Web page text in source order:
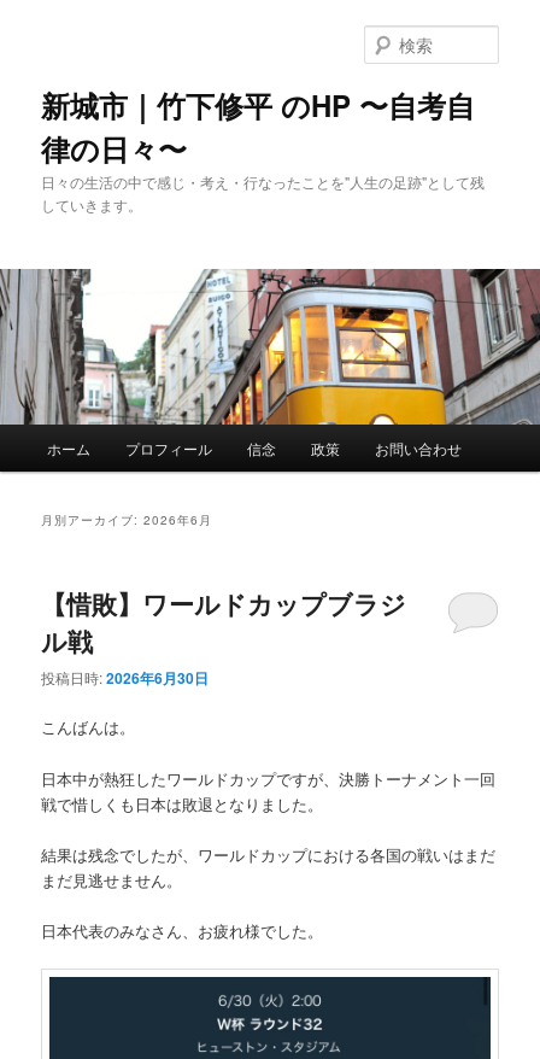
動
新城市｜竹下修平 のHP 〜自考自
律の日々〜
日々の生活の中で感じ・考え・行なったことを"人生の足跡"として残
していきます。
索
ホーム プロフィール 信念 政策 お問い合わせ
月別アーカイブ:2026年6月
【惜敗】ワールドカップブラジ
ル戦
投稿日時:2026年6月30日
こんばんは。
日本中が熱狂したワールドカップですが、決勝トーナメント一回
戦で惜しくも日本は敗退となりました。
結果は残念でしたが、ワールドカップにおける各国の戦いはまだ
まだ見逃せません。
日本代表のみなさん、お疲れ様でした。